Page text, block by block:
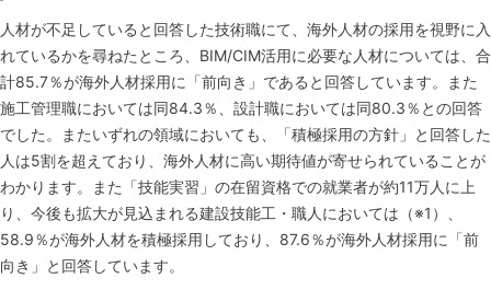
人材が不足していると回答した技術職にて、海外人材の採用を視野に入
れているかを尋ねたところ、BIM/CIM活用に必要な人材については、合
計85.7％が海外人材採用に「前向き」であると回答しています。また
施工管理職においては同84.3％、設計職においては同80.3％との回答
でした。またいずれの領域においても、「積極採用の方針」と回答した
人は5割を超えており、海外人材に高い期待値が寄せられていることが
わかります。また「技能実習」の在留資格での就業者が約11万人に上
り、今後も拡大が見込まれる建設技能工・職人においては（※1）、
58.9％が海外人材を積極採用しており、87.6％が海外人材採用に「前
向き」と回答しています。